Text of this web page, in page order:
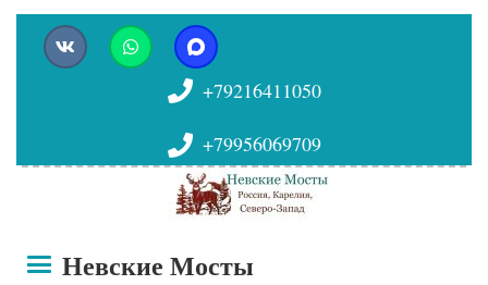
+79216411050
+79956069709
Невские Мосты